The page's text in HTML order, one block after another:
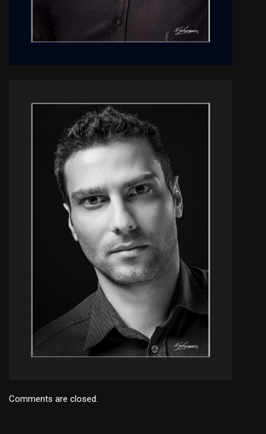
Comments are closed.